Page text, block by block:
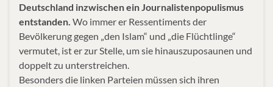
Deutschland inzwischen ein Journalistenpopulismus
entstanden. Wo immer er Ressentiments der
Bevölkerung gegen „den Islam“ und „die Flüchtlinge“
vermutet, ist er zur Stelle, um sie hinauszuposaunen und
doppelt zu unterstreichen.
Besonders die linken Parteien müssen sich ihren